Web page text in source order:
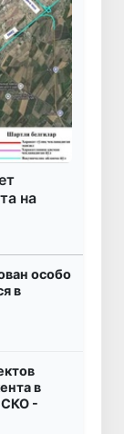
на
особо
в
в
-